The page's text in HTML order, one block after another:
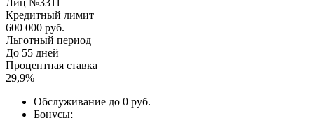
Кредитный лимит
600 000 руб.
Льготный период
До 55 дней
Процентная ставка
29,9%
Обслуживание до 0 руб.
Бонусы;